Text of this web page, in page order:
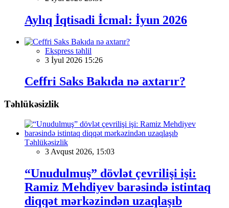
Aylıq İqtisadi İcmal: İyun 2026
Ekspress təhlil
3 İyul 2026 15:26
Ceffri Saks Bakıda nə axtarır?
Təhlükəsizlik
Təhlükəsizlik
3 Avqust 2026, 15:03
“Unudulmuş” dövlət çevrilişi işi:
Ramiz Mehdiyev barəsində istintaq
diqqət mərkəzindən uzaqlaşıb